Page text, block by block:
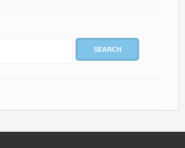
SEARCH